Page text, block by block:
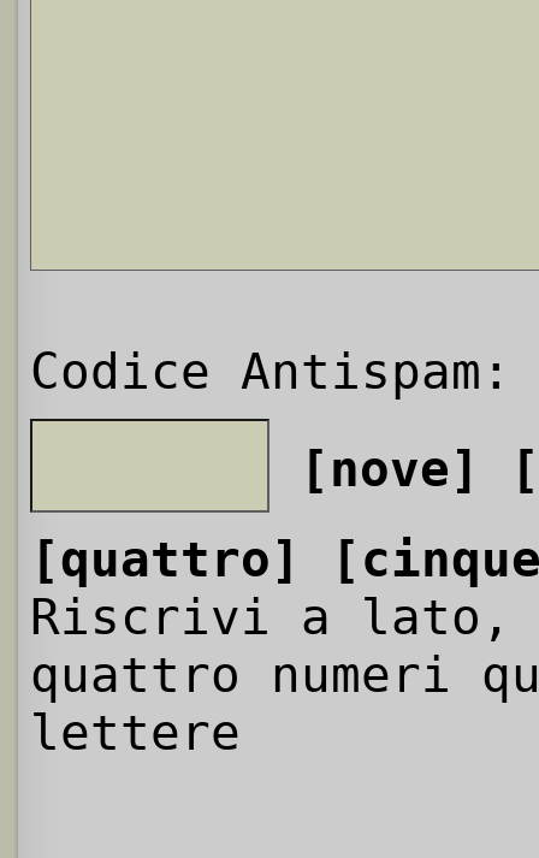
Codice Antispam:
[nove]
[quattro]
Riscrivi a
quattro numeri
lettere